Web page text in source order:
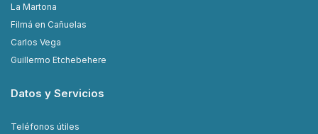
La Martona
Filmá en Cañuelas
Carlos Vega
Guillermo Etchebehere
Datos y Servicios
Teléfonos útiles